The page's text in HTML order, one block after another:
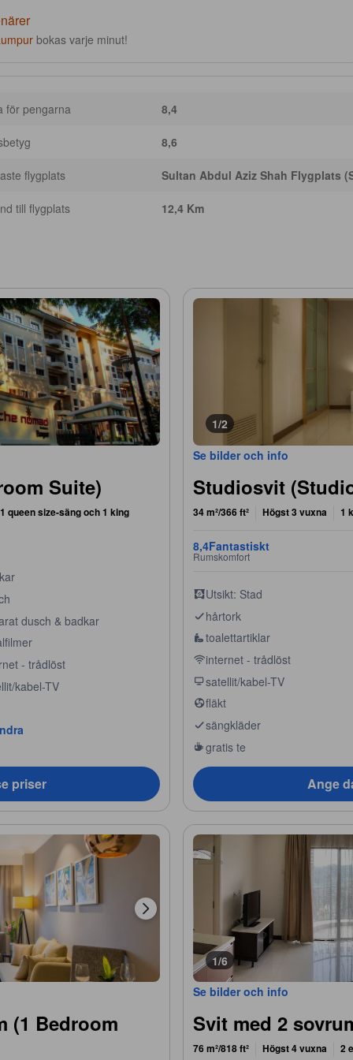
bokas varje minut!
för pengarna 8,4
8,6
flygplats Sultan Abdul Aziz Shah Flygplats
till flygplats 12,4 Km
Suite)
queen size-säng och 1 king
dusch & badkar
- trådlöst
kabel-TV
priser
1/2
Se bilder och info
Studiosvit
34 m²/366 ft² Högst 3 vuxna 1
8,4Fantastiskt
Rumskomfort
Utsikt: Stad
hårtork
toalettartiklar
internet - trådlöst
satellit/kabel-TV
fläkt
sängkläder
gratis te
Ange
(1 Bedroom
1/6
Se bilder och info
Svit med 2
76 m²/818 ft² Högst 4 vuxna 2